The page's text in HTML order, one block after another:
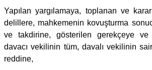
Yapılan yargılamaya, toplanan ve
delillere, mahkemenin kovuşturma
ve takdirine, gösterilen gerekçeye ve
davacı vekilinin tüm, davalı vekilinin
reddine,